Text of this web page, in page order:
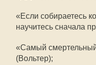
«Если собираетесь
научитесь сначала
«Самый
(Вольтер);